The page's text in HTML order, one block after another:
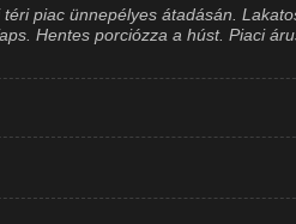
piac ünnepélyes átadásán.
Hentes porciózza a húst. Piaci